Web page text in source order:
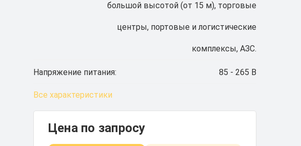
большой высотой (от 15 м), торговые
центры, портовые и логистические
комплексы, АЗС.
Напряжение питания: 85 - 265 В
Все характеристики
Цена по запросу